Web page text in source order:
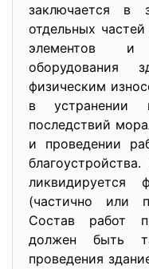
заключается в
отдельных
элементов и
физическим
в устранении
последствий
и проведении
ликвидируется
(частично или
Состав работ
должен быть
проведения